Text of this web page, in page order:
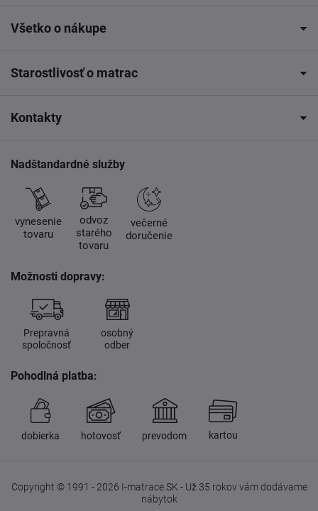
Všetko o nákupe
Starostlivosť o matrac
Kontakty
Nadštandardné služby
vynesenie
tovaru
odvoz
starého
tovaru
večerné
doručenie
Možnosti dopravy:
Prepravná
spoločnosť
osobný
odber
Pohodlná platba:
dobierka hotovosť prevodom kartou
Copyright © 1991 - 2026 I-matrace.SK - Už 35 rokov vám dodávame
nábytok